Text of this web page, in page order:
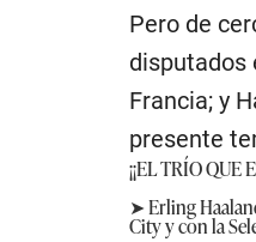
Pero de
disputados
Francia; y
presente
¡¡EL TRÍO QUE
➤ Erling
City y con la